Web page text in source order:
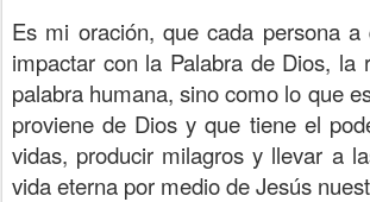
Es mi oración, que cada persona a
impactar con la Palabra de Dios, la
palabra humana, sino como lo que
proviene de Dios y que tiene el
vidas, producir milagros y llevar a
vida eterna por medio de Jesús